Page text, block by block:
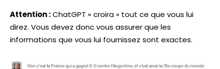
Attention :ChatGPT « croira » tout ce que vous lui
direz. Vous devez donc vous assurer que les
informations que vous lui fournissez sont exactes.